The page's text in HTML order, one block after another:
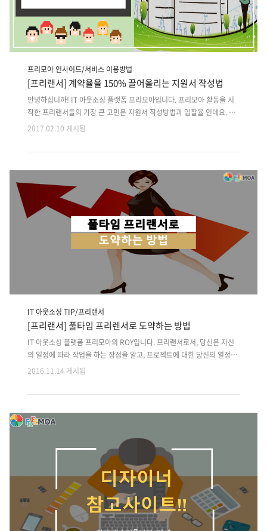
프리모아 인사이드/서비스 이용방법
[프리랜서] 계약율을 150% 끌어올리는 지원서 작성법
안녕하십니까! IT 아웃소싱 플랫폼 프리모아입니다. 프리모아 활동을 시
작한 프리랜서들의 가장 큰 고민은 지원서 작성방법과 입찰율 인데요. 미
팅 연결이 안되서 고민하는 프리랜서, 개발사를 위해 프리모아가 분석자
위 20여 개사를 분석해 컨텐츠로 제작하였습니다. 입찰이 잘되는 지원서
확하게 이해하고 있었습니다.클라이언트가 의뢰를 하면서 클라이언트가
불안한 부분과 요구조건을 미리 진단하여 작성되있습니다.선정이 잘되는
지원서와 선정이 잘되지 않은 지원서는 확실히 다른점이 있었습니다. 그
차이가 무엇일까? 견적서는 단순히 지원가격과 계약기간만 적어보내는
것이 아니라 내가 지원한 이 ..
2017.02.10 게시됨
IT 아웃소싱 TIP/프리랜서
[프리랜서] 풀타임 프리렌서로 도약하는 방법
IT 아웃소싱 플랫폼 프리모아의 ROY입니다. 프리랜서로서, 당신은 자신
의 일정에 따라 작업을 하는 장점을 알고, 프로젝트에 대한 당신의 열정도
알고 있습니다.이미 파트타임 프리랜서로 일하고 있는데 풀타임 프리랜서
좋습니다. 프리랜서로 고용 되는 사람들의 수는 지난 2년 동안 꾸준히 증
수 있지만 재정과 네트워킹 및 마케팅을 탄탄히 준비한다면 당신에게 이
점을 제공 할 수 있습니다. 제정을 설정하고 관리 풀타임 프리랜서는 정규
직을 그만두기 전에 6개월에서 1년의 소득을 저축해놔야 합니다.이는 당
신이 프리랜서 경력을 쌓는데 시간이 소요되는 경우에 스트레스를 피하기
2016.11.14 게시됨